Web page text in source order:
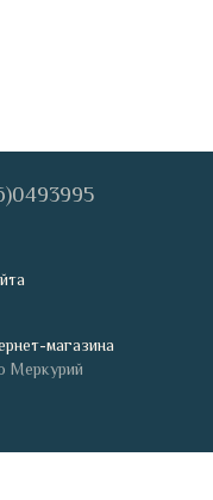
магазина
Меркурий